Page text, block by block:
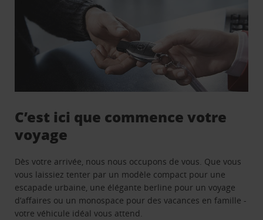
C’est ici que commence votre
voyage
Dès votre arrivée, nous nous occupons de vous. Que vous
vous laissiez tenter par un modèle compact pour une
escapade urbaine, une élégante berline pour un voyage
d’affaires ou un monospace pour des vacances en famille -
votre véhicule idéal vous attend.